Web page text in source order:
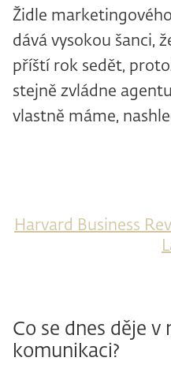
Židle
dává vysokou šanci,
příští rok sedět,
stejně zvládne
vlastně máme,
Harvard Business
Co se dnes děje
komunikaci?